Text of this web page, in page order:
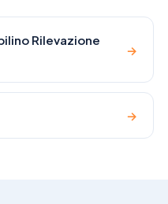
Rilevazione
→
→